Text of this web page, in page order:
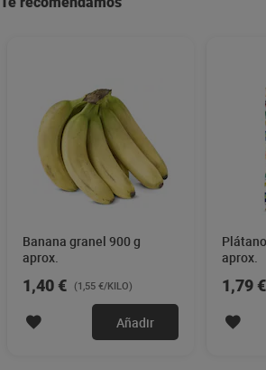
Banana granel 900 g
aprox.
1,40 € (1,55 €/KILO)
Añadir
aprox.
1,79 €